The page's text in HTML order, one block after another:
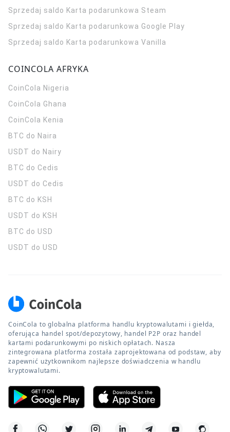
Sprzedaj saldo Karta podarunkowa Steam
Sprzedaj saldo Karta podarunkowa Google Play
Sprzedaj saldo Karta podarunkowa Vanilla
COINCOLA AFRYKA
CoinCola Nigeria
CoinCola Ghana
CoinCola Kenia
BTC do Naira
USDT do Nairy
BTC do Cedis
USDT do Cedis
BTC do KSH
USDT do KSH
BTC do USD
USDT do USD
CoinCola to globalna platforma handlu kryptowalutami i giełda,
oferująca handel spot/depozytowy, handel P2P oraz handel
kartami podarunkowymi po niskich opłatach. Nasza
zintegrowana platforma została zaprojektowana od podstaw, aby
zapewnić użytkownikom najlepsze doświadczenia w handlu
kryptowalutami.